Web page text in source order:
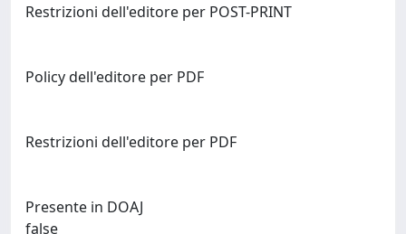
Restrizioni dell'editore per POST-PRINT
Policy dell'editore per PDF
Restrizioni dell'editore per PDF
Presente in DOAJ